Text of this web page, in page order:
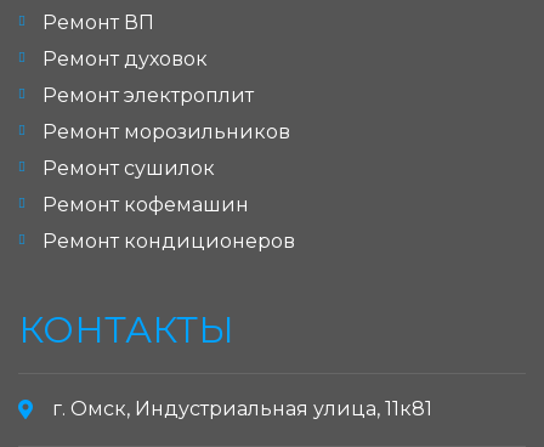
Ремонт ВП
Ремонт духовок
Ремонт электроплит
Ремонт морозильников
Ремонт сушилок
Ремонт кофемашин
Ремонт кондиционеров
КОНТАКТЫ
г. Омск, Индустриальная улица, 11к81